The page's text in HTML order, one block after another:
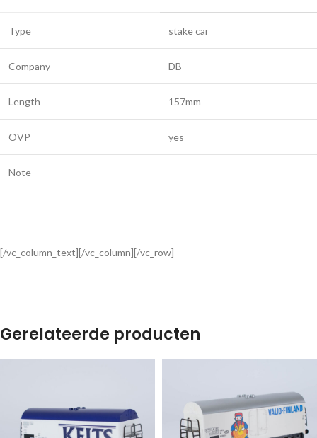
Type stake car
Company DB
Length 157mm
OVP yes
Note
[/vc_column_text][/vc_column][/vc_row]
Gerelateerde producten